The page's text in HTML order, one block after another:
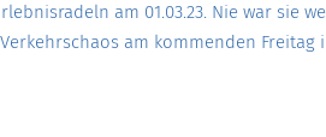
am 01.03.23. Nie war sie
am kommenden Freitag